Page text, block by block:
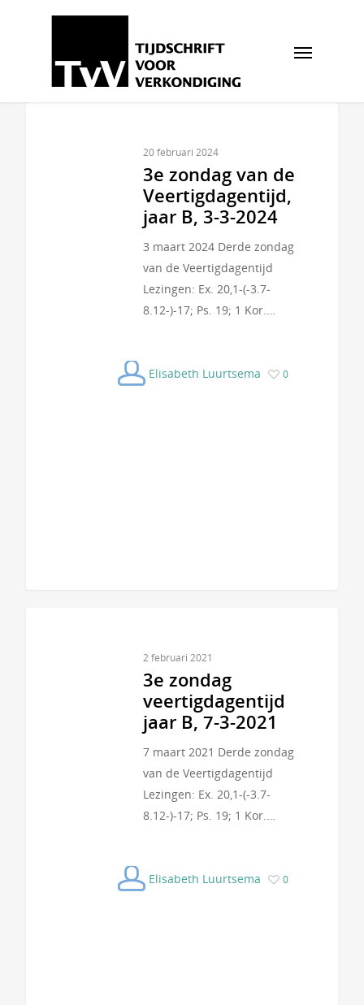
20 februari 2024
3e zondag van de
Veertigdagentijd,
jaar B, 3-3-2024
3 maart 2024 Derde zondag
van de Veertigdagentijd
Lezingen: Ex. 20,1-(-3.7-
8.12-)-17; Ps. 19; 1 Kor.…
Elisabeth Luurtsema 0
2 februari 2021
3e zondag
veertigdagentijd
jaar B, 7-3-2021
7 maart 2021 Derde zondag
van de Veertigdagentijd
Lezingen: Ex. 20,1-(-3.7-
8.12-)-17; Ps. 19; 1 Kor.…
Elisabeth Luurtsema 0